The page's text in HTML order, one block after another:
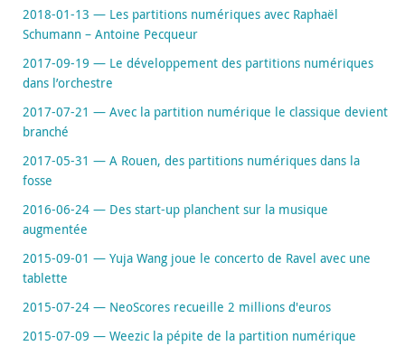
2018-01-13 — Les partitions numériques avec Raphaël
Schumann – Antoine Pecqueur
2017-09-19 — Le développement des partitions numériques
dans l’orchestre
2017-07-21 — Avec la partition numérique le classique devient
branché
2017-05-31 — A Rouen, des partitions numériques dans la
fosse
2016-06-24 — Des start-up planchent sur la musique
augmentée
2015-09-01 — Yuja Wang joue le concerto de Ravel avec une
tablette
2015-07-24 — NeoScores recueille 2 millions d'euros
2015-07-09 — Weezic la pépite de la partition numérique